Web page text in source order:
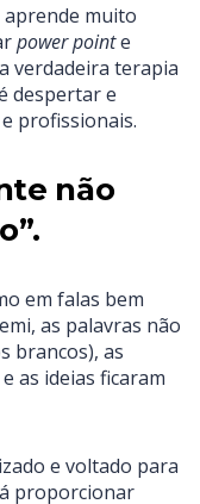
aprende muito
power pointe
verdadeira terapia
despertar e
profissionais.
não
em falas bem
as palavras não
brancos), as
as ideias ficaram
e voltado para
proporcionar